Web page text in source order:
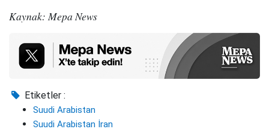
Kaynak: Mepa News
Etiketler :
Suudi Arabistan
Suudi Arabistan İran